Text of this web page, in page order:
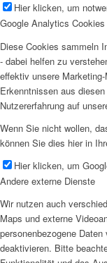
Hier klicken, um
Google Analytics Cookies
Diese Cookies sammeln
- dabei helfen zu
effektiv unsere
Erkenntnissen aus
Nutzererfahrung auf
Wenn Sie nicht wollen,
können Sie dies hier in
Hier klicken, um
Andere externe Dienste
Wir nutzen auch
Maps und externe
personenbezogene
deaktivieren. Bitte